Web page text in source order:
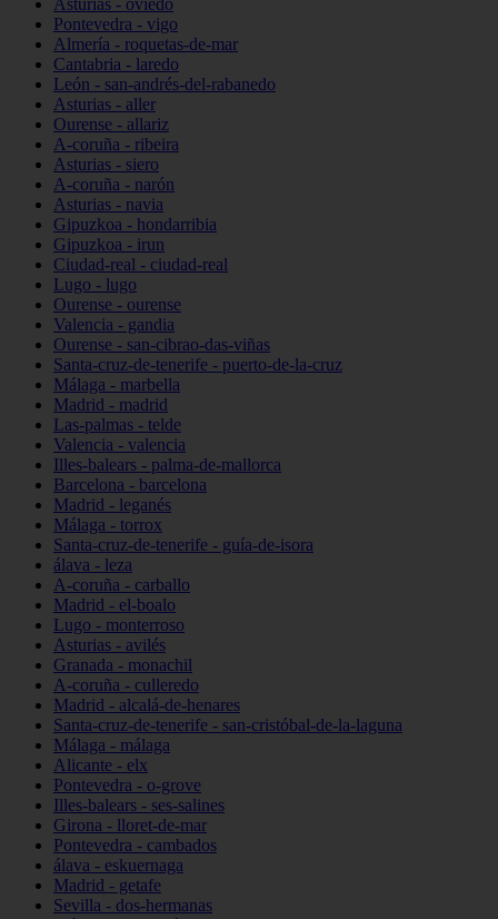
Asturias - oviedo
Pontevedra - vigo
Almería - roquetas-de-mar
Cantabria - laredo
León - san-andrés-del-rabanedo
Asturias - aller
Ourense - allariz
A-coruña - ribeira
Asturias - siero
A-coruña - narón
Asturias - navia
Gipuzkoa - hondarribia
Gipuzkoa - irun
Ciudad-real - ciudad-real
Lugo - lugo
Ourense - ourense
Valencia - gandia
Ourense - san-cibrao-das-viñas
Santa-cruz-de-tenerife - puerto-de-la-cruz
Málaga - marbella
Madrid - madrid
Las-palmas - telde
Valencia - valencia
Illes-balears - palma-de-mallorca
Barcelona - barcelona
Madrid - leganés
Málaga - torrox
Santa-cruz-de-tenerife - guía-de-isora
álava - leza
A-coruña - carballo
Madrid - el-boalo
Lugo - monterroso
Asturias - avilés
Granada - monachil
A-coruña - culleredo
Madrid - alcalá-de-henares
Santa-cruz-de-tenerife - san-cristóbal-de-la-laguna
Málaga - málaga
Alicante - elx
Pontevedra - o-grove
Illes-balears - ses-salines
Girona - lloret-de-mar
Pontevedra - cambados
álava - eskuernaga
Madrid - getafe
Sevilla - dos-hermanas